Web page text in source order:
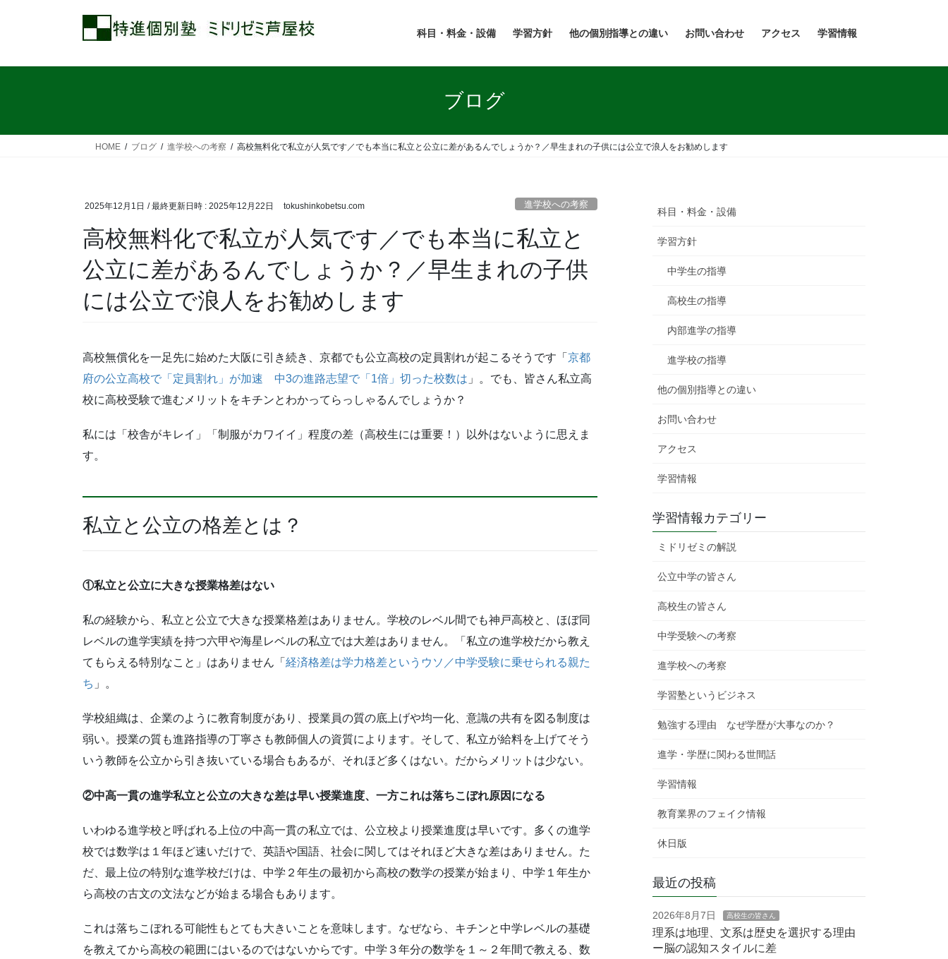
科目・料金・設備 学習方針 他の個別指導との違い お問い合わせ アクセス 学習情報
ブログ
HOME ブログ 進学校への考察 高校無料化で私立が人気です／でも本当に私立と公立に差があるんでしょうか？／早生まれの子供には公立で浪人をお勧めします
2025年12月1日 / 最終更新日時 : 2025年12月22日 tokushinkobetsu.com 進学校への考察
高校無料化で私立が人気です／でも本当に私立と
公立に差があるんでしょうか？／早生まれの子供
には公立で浪人をお勧めします
高校無償化を一足先に始めた大阪に引き続き、京都でも公立高校の定員割れが起こるそうです「 京都
府の公立高校で「定員割れ」が加速 中3の進路志望で「1倍」切った校数は 」。でも、皆さん私立高
校に高校受験で進むメリットをキチンとわかってらっしゃるんでしょうか？
私には「校舎がキレイ」「制服がカワイイ」程度の差（高校生には重要！）以外はないように思えま
す。
私立と公立の格差とは？
①私立と公立に大きな授業格差はない
私の経験から、私立と公立で大きな授業格差はありません。学校のレベル間でも神戸高校と、ほぼ同
レベルの進学実績を持つ六甲や海星レベルの私立では大差はありません。「私立の進学校だから教え
てもらえる特別なこと」はありません「 経済格差は学力格差というウソ／中学受験に乗せられる親た
ち 」。
学校組織は、企業のように教育制度があり、授業員の質の底上げや均一化、意識の共有を図る制度は
弱い。授業の質も進路指導の丁寧さも教師個人の資質によります。そして、私立が給料を上げてそう
いう教師を公立から引き抜いている場合もあるが、それほど多くはない。だからメリットは少ない。
②中高一貫の進学私立と公立の大きな差は早い授業進度、一方これは落ちこぼれ原因になる
いわゆる進学校と呼ばれる上位の中高一貫の私立では、公立校より授業進度は早いです。多くの進学
校では数学は１年ほど速いだけで、英語や国語、社会に関してはそれほど大きな差はありません。た
だ、最上位の特別な進学校だけは、中学２年生の最初から高校の数学の授業が始まり、中学１年生か
ら高校の古文の文法などが始まる場合もあります。
これは落ちこぼれる可能性もとても大きいことを意味します。なぜなら、キチンと中学レベルの基礎
を教えてから高校の範囲にはいるのではないからです。中学３年分の数学を１～２年間で教える、数
科目・料金・設備
学習方針
中学生の指導
高校生の指導
内部進学の指導
進学校の指導
他の個別指導との違い
お問い合わせ
アクセス
学習情報
学習情報カテゴリー
ミドリゼミの解説
公立中学の皆さん
高校生の皆さん
中学受験への考察
進学校への考察
学習塾というビジネス
勉強する理由 なぜ学歴が大事なのか？
進学・学歴に関わる世間話
学習情報
教育業界のフェイク情報
休日版
最近の投稿
2026年8月7日 高校生の皆さん
理系は地理、文系は歴史を選択する理由
ー脳の認知スタイルに差